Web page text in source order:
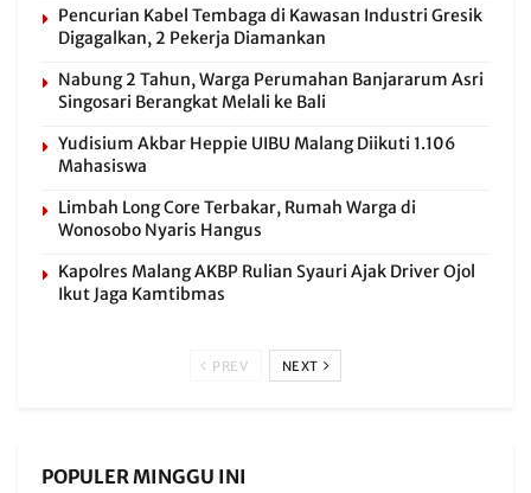
Pencurian Kabel Tembaga di Kawasan Industri Gresik
Digagalkan, 2 Pekerja Diamankan
Nabung 2 Tahun, Warga Perumahan Banjararum Asri
Singosari Berangkat Melali ke Bali
Yudisium Akbar Heppie UIBU Malang Diikuti 1.106
Mahasiswa
Limbah Long Core Terbakar, Rumah Warga di
Wonosobo Nyaris Hangus
Kapolres Malang AKBP Rulian Syauri Ajak Driver Ojol
Ikut Jaga Kamtibmas
PREV NEXT
POPULER MINGGU INI